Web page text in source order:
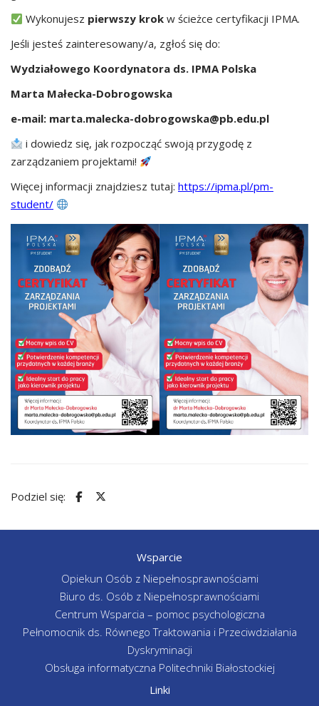
Wykonujesz pierwszy krok w ścieżce certyfikacji IPMA.
Jeśli jesteś zainteresowany/a, zgłoś się do:
Wydziałowego Koordynatora ds. IPMA Polska
Marta Małecka-Dobrogowska
e-mail: marta.malecka-dobrogowska@pb.edu.pl
i dowiedz się, jak rozpocząć swoją przygodę z
zarządzaniem projektami!
Więcej informacji znajdziesz tutaj: https://ipma.pl/pm-
student/
Podziel się:
Wsparcie
Opiekun Osób z Niepełnosprawnościami
Biuro ds. Osób z Niepełnosprawnościami
Centrum Wsparcia – pomoc psychologiczna
Pełnomocnik ds. Równego Traktowania i Przeciwdziałania
Dyskryminacji
Obsługa informatyczna Politechniki Białostockiej
Linki